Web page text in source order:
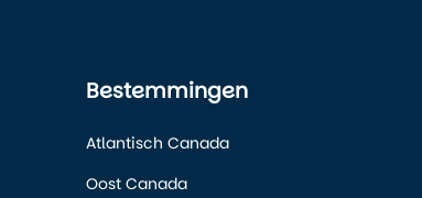
Bestemmingen
Atlantisch Canada
Oost Canada